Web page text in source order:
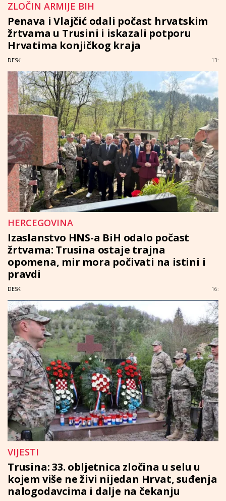
ZLOČIN ARMIJE BIH
Penava i Vlajčić odali počast hrvatskim
žrtvama u Trusini i iskazali potporu
Hrvatima konjičkog kraja
DESK 13:
HERCEGOVINA
Izaslanstvo HNS-a BiH odalo počast
žrtvama: Trusina ostaje trajna
opomena, mir mora počivati na istini i
pravdi
DESK 16:
VIJESTI
Trusina: 33. obljetnica zločina u selu u
kojem više ne živi nijedan Hrvat, suđenja
nalogodavcima i dalje na čekanju